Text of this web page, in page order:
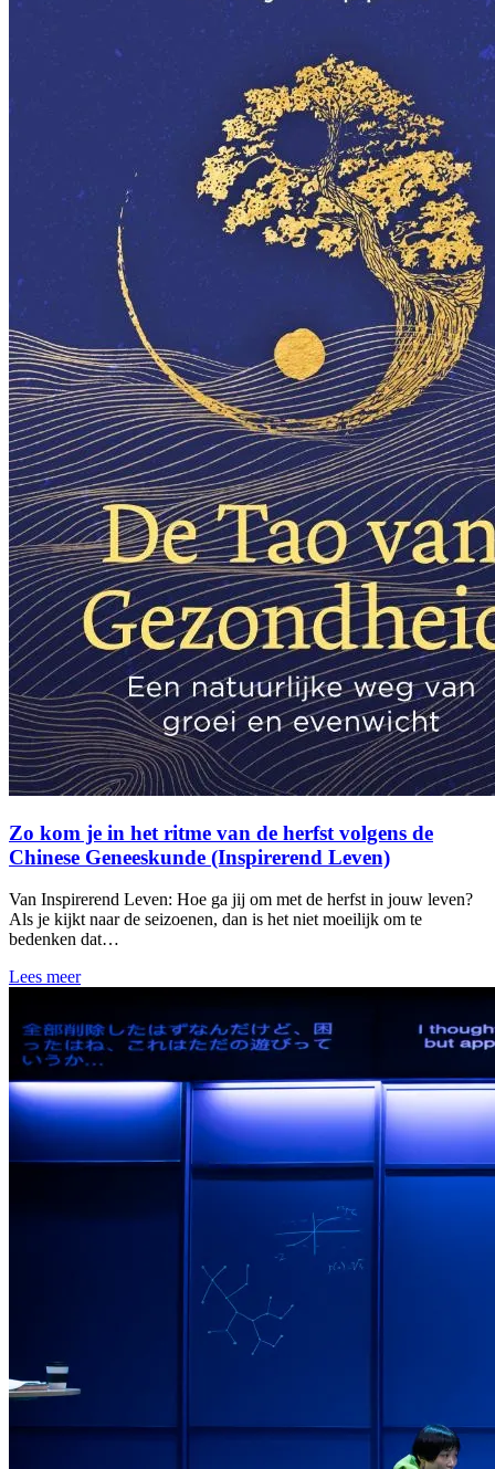
Zo kom je in het ritme van de herfst volgens de
Chinese Geneeskunde (Inspirerend Leven)
Van Inspirerend Leven: Hoe ga jij om met de herfst in jouw leven?
Als je kijkt naar de seizoenen, dan is het niet moeilijk om te
bedenken dat…
Lees meer